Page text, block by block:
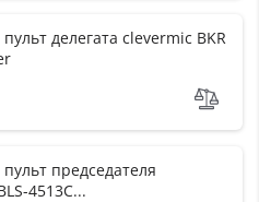
делегата clevermic BKR
председателя
4513C...